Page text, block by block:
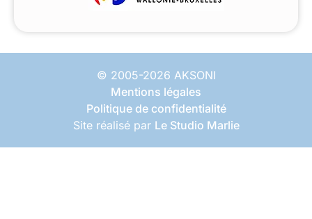
© 2005-2026 AKSONI
Mentions légales
Politique de confidentialité
Site réalisé par Le Studio Marlie